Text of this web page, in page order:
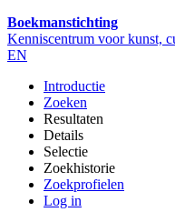
Boekmanstichting
Kenniscentrum voor kunst,
EN
Introductie
Zoeken
Resultaten
Details
Selectie
Zoekhistorie
Zoekprofielen
Log in